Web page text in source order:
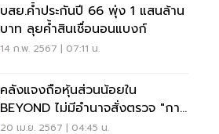
บสย.ค้ำประกันปี 66 พุ่ง 1 แสนล้าน
บาท ลุยค้ำสินเชื่อนอนแบงก์
14 ก.พ. 2567 | 07:11 น.
คลังแจงถือหุ้นส่วนน้อยใน
BEYOND ไม่มีอำนาจสั่งตรวจ "กาก
แคดเมียม"
20 เม.ย. 2567 | 04:45 น.